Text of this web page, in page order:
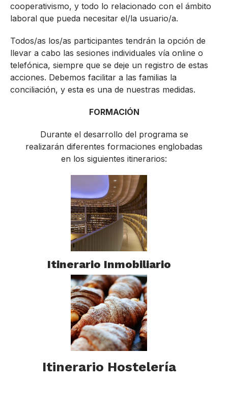
cooperativismo, y todo lo relacionado con el ámbito
laboral que pueda necesitar el/la usuario/a.
Todos/as los/as participantes tendrán la opción de
llevar a cabo las sesiones individuales vía online o
telefónica, siempre que se deje un registro de estas
acciones. Debemos facilitar a las familias la
conciliación, y esta es una de nuestras medidas.
FORMACIÓN
Durante el desarrollo del programa se
realizarán diferentes formaciones englobadas
en los siguientes itinerarios:
Itinerario Inmobiliario
Itinerario Hostelería